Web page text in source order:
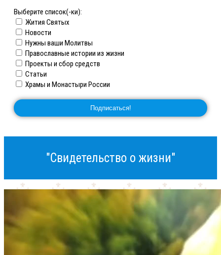
Выберите список(-ки):
Жития Святых
Новости
Нужны ваши Молитвы
Православные истории из жизни
Проекты и сбор средств
Статьи
Храмы и Монастыри России
"Свидетельство о жизни"